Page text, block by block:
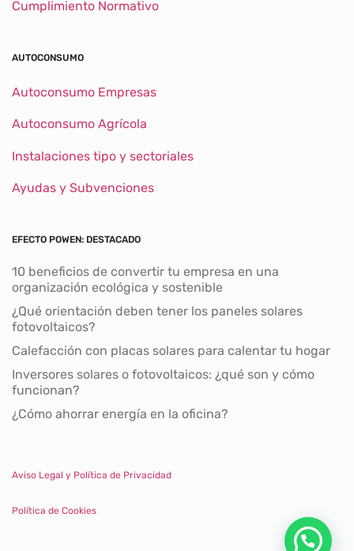
Cumplimiento Normativo
AUTOCONSUMO
Autoconsumo Empresas
Autoconsumo Agrícola
Instalaciones tipo y sectoriales
Ayudas y Subvenciones
EFECTO POWEN: DESTACADO
10 beneficios de convertir tu empresa en una
organización ecológica y sostenible
¿Qué orientación deben tener los paneles solares
fotovoltaicos?
Calefacción con placas solares para calentar tu hogar
Inversores solares o fotovoltaicos: ¿qué son y cómo
funcionan?
¿Cómo ahorrar energía en la oficina?
Aviso Legal y Política de Privacidad
Política de Cookies